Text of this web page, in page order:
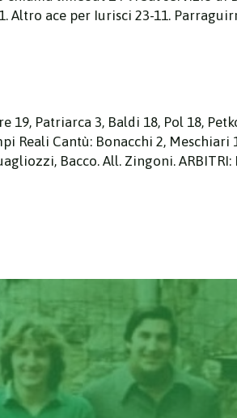
Altro ace per Iurisci 23-11.
19, Patriarca 3, Baldi 18, Pol 18,
Reali Cantù: Bonacchi 2, Meschiari
Bacco. All. Zingoni. ARBITRI: